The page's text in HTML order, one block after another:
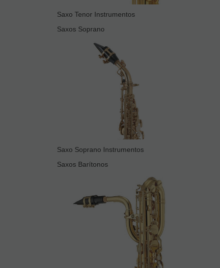
Saxo Tenor Instrumentos
Saxos Soprano
Saxo Soprano Instrumentos
Saxos Barítonos